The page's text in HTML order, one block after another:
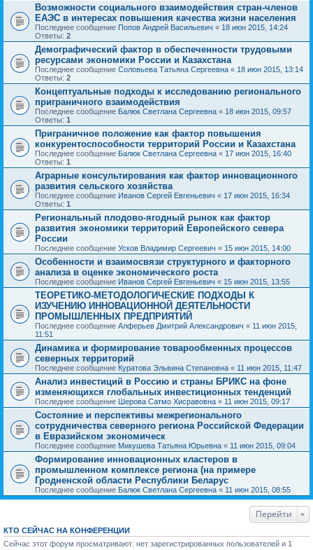
Возможности социального взаимодействия стран-членов
ЕАЭС в интересах повышения качества жизни населения
Последнее сообщение Попов Андрей Васильевич « 18 июн 2015, 14:24
Ответы: 2
Демографический фактор в обеспеченности трудовыми
ресурсами экономики России и Казахстана
Последнее сообщение Соловьева Татьяна Сергеевна « 18 июн 2015, 13:14
Ответы: 2
Концептуальные подходы к исследованию регионального
приграничного взаимодействия
Последнее сообщение Балюк Светлана Сергеевна « 18 июн 2015, 09:57
Ответы: 1
Приграничное положение как фактор повышения
конкурентоспособности территорий России и Казахстана
Последнее сообщение Балюк Светлана Сергеевна « 17 июн 2015, 16:40
Ответы: 1
Аграрные консультирования как фактор инновационного
развития сельского хозяйства
Последнее сообщение Иванов Сергей Евгеньевич « 17 июн 2015, 16:34
Ответы: 1
Региональный плодово-ягодный рынок как фактор
развития экономики территорий Европейского севера
России
Последнее сообщение Усков Владимир Сергеевич « 15 июн 2015, 14:00
Особенности и взаимосвязи структурного и факторного
анализа в оценке экономического роста
Последнее сообщение Иванов Сергей Евгеньевич « 15 июн 2015, 13:55
ТЕОРЕТИКО-МЕТОДОЛОГИЧЕСКИЕ ПОДХОДЫ К
ИЗУЧЕНИЮ ИННОВАЦИОННОЙ ДЕЯТЕЛЬНОСТИ
ПРОМЫШЛЕННЫХ ПРЕДПРИЯТИЙ
Последнее сообщение Алферьев Дмитрий Александрович « 11 июн 2015,
11:51
Динамика и формирование товарообменных процессов
северных территорий
Последнее сообщение Куратова Эльвина Степановна « 11 июн 2015, 11:47
Анализ инвестиций в Россию и страны БРИКС на фоне
изменяющихся глобальных инвестиционных тенденций
Последнее сообщение Шерова Сатмо Хисравовна « 11 июн 2015, 09:17
Состояние и перспективы межрегионального
сотрудничества северного региона Российской Федерации
в Евразийском экономическ
Последнее сообщение Микушева Татьяна Юрьевна « 11 июн 2015, 09:04
Формирование инновационных кластеров в
промышленном комплексе региона (на примере
Гродненской области Республики Беларус
Последнее сообщение Балюк Светлана Сергеевна « 11 июн 2015, 08:55
Перейти
КТО СЕЙЧАС НА КОНФЕРЕНЦИИ
Сейчас этот форум просматривают: нет зарегистрированных пользователей и 1